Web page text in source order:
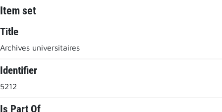
Item set
Title
Archives universitaires
Identifier
5212
Is Part Of